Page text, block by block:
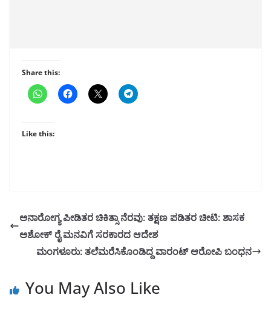
Share this:
Like this:
ಅನಾರೋಗ್ಯ ಪೀಡಿತರ ಚಿಕಿತ್ಸಾ ನೆರವು: ತಕ್ಷಣ ಪಡಿತರ ಚೀಟಿ: ಶಾಸಕ
ಅಶೋಕ್ ರೈ ಮನವಿಗೆ ಸರಕಾರದ ಆದೇಶ
ಮಂಗಳೂರು: ತಲೆಮರೆಸಿಕೊಂಡಿದ್ದ ವಾರಂಟ್‌ ಆರೋಪಿ ಬಂಧನ
You May Also Like